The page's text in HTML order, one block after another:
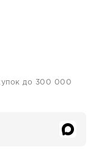
до 300 000